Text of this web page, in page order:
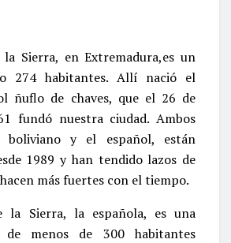
Sierra, en Extremadura,es un
274 habitantes. Allí nació el
ñuflo de chaves, que el 26 de
fundó nuestra ciudad. Ambos
boliviano y el español, están
1989 y han tendido lazos de
más fuertes con el tiempo.
la Sierra, la española, es una
de menos de 300 habitantes